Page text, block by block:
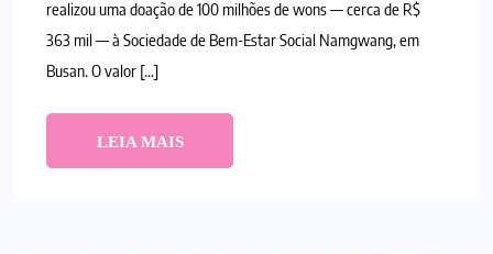
realizou uma doação de 100 milhões de wons — cerca de R$
363 mil — à Sociedade de Bem-Estar Social Namgwang, em
Busan. O valor […]
LEIA MAIS